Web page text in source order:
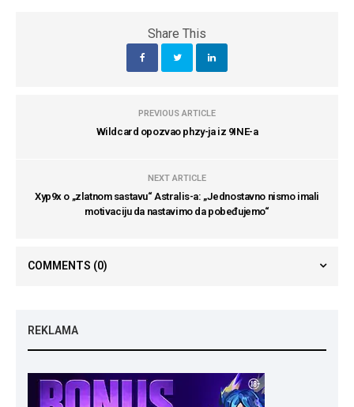
Share This
PREVIOUS ARTICLE
Wildcard opozvao phzy-ja iz 9INE-a
NEXT ARTICLE
Xyp9x o „zlatnom sastavu“ Astralis-a: „Jednostavno nismo imali
motivaciju da nastavimo da pobeđujemo“
COMMENTS (0)
REKLAMA